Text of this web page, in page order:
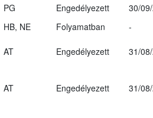
PG Engedélyezett
30/
HB, NE Folyamatban
-
AT Engedélyezett 31/
AT Engedélyezett 31/